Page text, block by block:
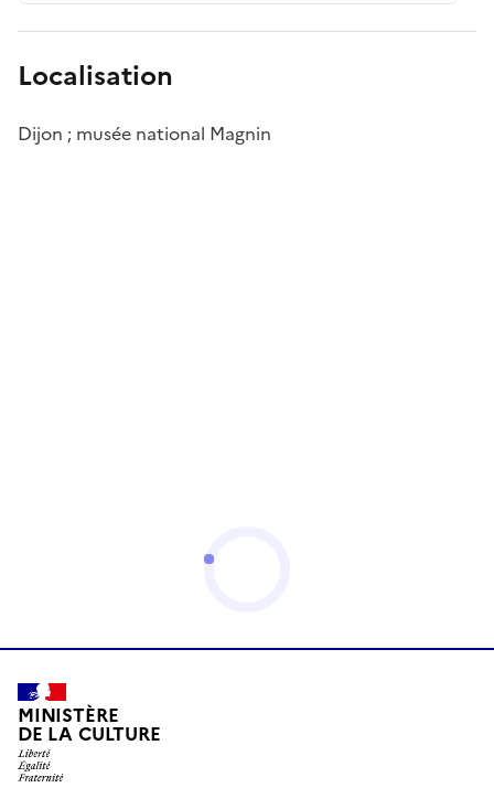
Localisation
Dijon ; musée national Magnin
MINISTÈRE
DE LA CULTURE